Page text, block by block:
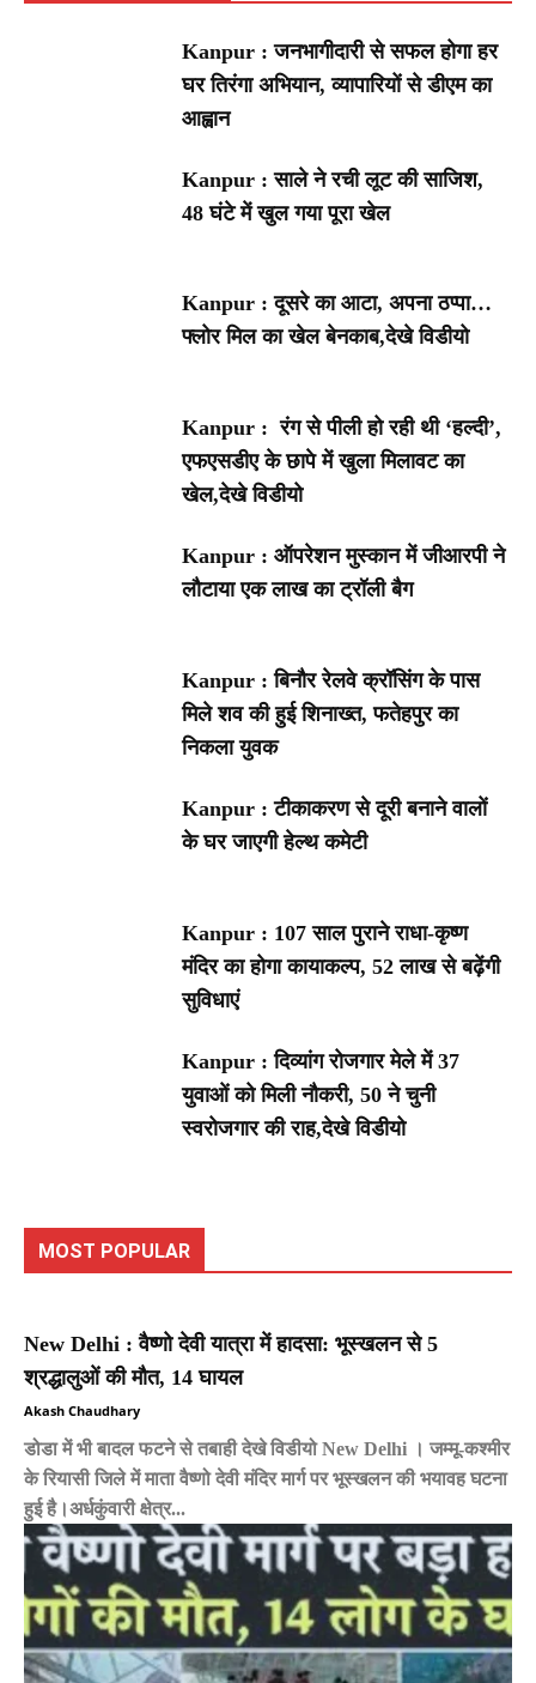
Kanpur : जनभागीदारी से सफल होगा हर
घर तिरंगा अभियान, व्यापारियों से डीएम का
आह्वान
Kanpur : साले ने रची लूट की साजिश,
48 घंटे में खुल गया पूरा खेल
Kanpur : दूसरे का आटा, अपना ठप्पा…
फ्लोर मिल का खेल बेनकाब,देखे विडीयो
Kanpur : रंग से पीली हो रही थी ‘हल्दी’,
एफएसडीए के छापे में खुला मिलावट का
खेल,देखे विडीयो
Kanpur : ऑपरेशन मुस्कान में जीआरपी ने
लौटाया एक लाख का ट्रॉली बैग
Kanpur : बिनौर रेलवे क्रॉसिंग के पास
मिले शव की हुई शिनाख्त, फतेहपुर का
निकला युवक
Kanpur : टीकाकरण से दूरी बनाने वालों
के घर जाएगी हेल्थ कमेटी
Kanpur : 107 साल पुराने राधा-कृष्ण
मंदिर का होगा कायाकल्प, 52 लाख से बढ़ेंगी
सुविधाएं
Kanpur : दिव्यांग रोजगार मेले में 37
युवाओं को मिली नौकरी, 50 ने चुनी
स्वरोजगार की राह,देखे विडीयो
MOST POPULAR
New Delhi : वैष्णो देवी यात्रा में हादसा: भूस्खलन से 5
श्रद्धालुओं की मौत, 14 घायल
Akash Chaudhary
डोडा में भी बादल फटने से तबाही देखे विडीयो New Delhi । जम्मू-कश्मीर
के रियासी जिले में माता वैष्णो देवी मंदिर मार्ग पर भूस्खलन की भयावह घटना
हुई है।अर्धकुंवारी क्षेत्र...